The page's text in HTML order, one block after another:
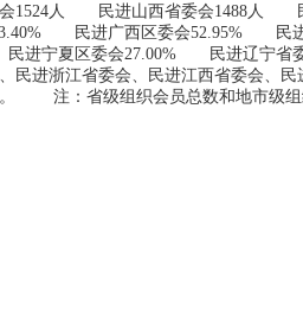
人 民进山西省委会1488人
民进广西区委会52.95% 民
宁夏区委会27.00% 民进辽宁省
进浙江省委会、民进江西省委会、民
注：省级组织会员总数和地市级组